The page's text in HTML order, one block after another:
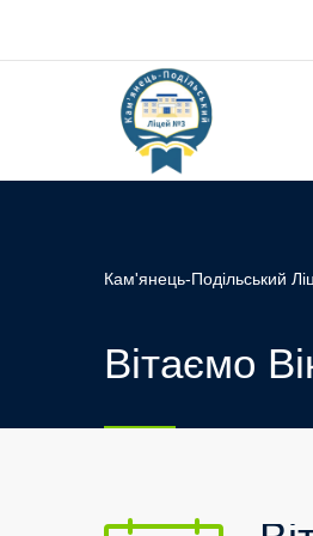
Кам'янець-Подільський
Вітаємо